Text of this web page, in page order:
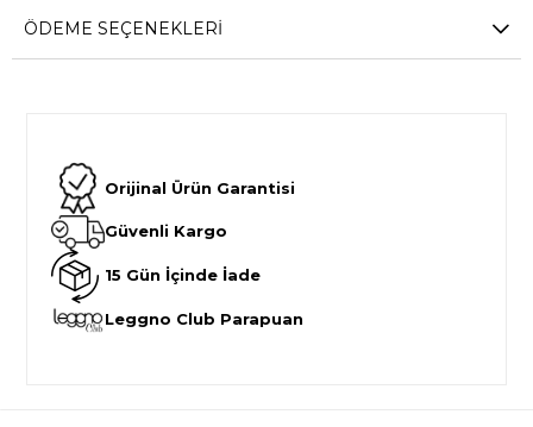
ÖDEME SEÇENEKLERI
Orijinal Ürün Garantisi
Güvenli Kargo
15 Gün İçinde İade
Leggno Club Parapuan